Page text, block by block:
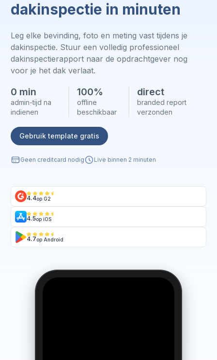
dakinspectie in minuten
Leg elke bevinding, foto en meting vast tijdens je
dakinspectie. Stuur een volledig professioneel
dakinspectierapport naar de opdrachtgever nog
voor je het dak verlaat.
0 min
admin-tijd na
indienen
100%
offline
beschikbaar
direct
branded report
verzonden
Gebruik template gratis
Geen creditcard nodig Live binnen 2 minuten
4.4op G2
4.5op iOS
4.7op Android